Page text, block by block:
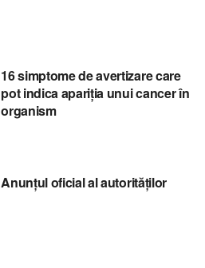
16 simptome de avertizare care
pot indica apariția unui cancer în
organism
Anunțul oficial al autorităților